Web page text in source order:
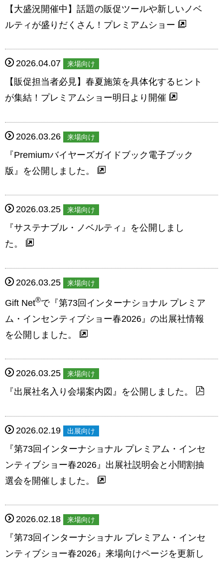
【大盛況開催中】話題の販促ツールや新しいノベ
ルティが盛りだくさん！プレミアムショー
2026.04.07 来場向け
【販促担当者必見】春夏施策を具体化するヒント
が集結！プレミアムショー明日より開催
2026.03.26 来場向け
『Premiumバイヤーズガイドブック電子ブック
版』を公開しました。
2026.03.25 来場向け
『サステナブル・ノベルティ』を公開しまし
た。
2026.03.25 来場向け
Gift Net®で『第73回インターナショナル プレミア
ム・インセンティブショー春2026』の出展社情報
を公開しました。
2026.03.25 来場向け
『出展社名入り会場案内図』を公開しました。
2026.02.19 出展向け
『第73回インターナショナル プレミアム・インセ
ンティブショー春2026』出展社説明会と小間割抽
選会を開催しました。
2026.02.18 来場向け
『第73回インターナショナル プレミアム・インセ
ンティブショー春2026』来場向けページを更新し